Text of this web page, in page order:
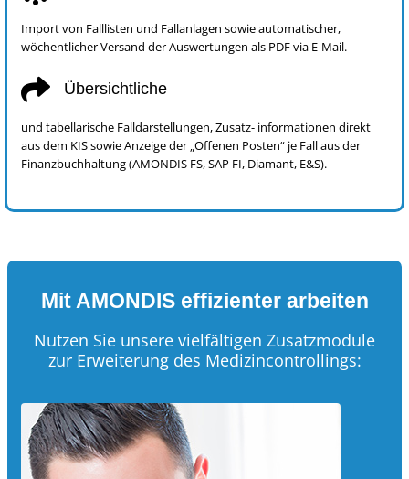
Import von Falllisten und Fallanlagen sowie automatischer,
wöchentlicher Versand der Auswertungen als PDF via E-Mail.
Übersichtliche
und tabellarische Falldarstellungen, Zusatz- informationen direkt
aus dem KIS sowie Anzeige der „Offenen Posten“ je Fall aus der
Finanzbuchhaltung (AMONDIS FS, SAP FI, Diamant, E&S).
Mit AMONDIS effizienter arbeiten
Nutzen Sie unsere vielfältigen Zusatzmodule
zur Erweiterung des Medizincontrollings: